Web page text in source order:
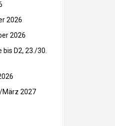
2026
2026
D2, 23./30.
März 2027